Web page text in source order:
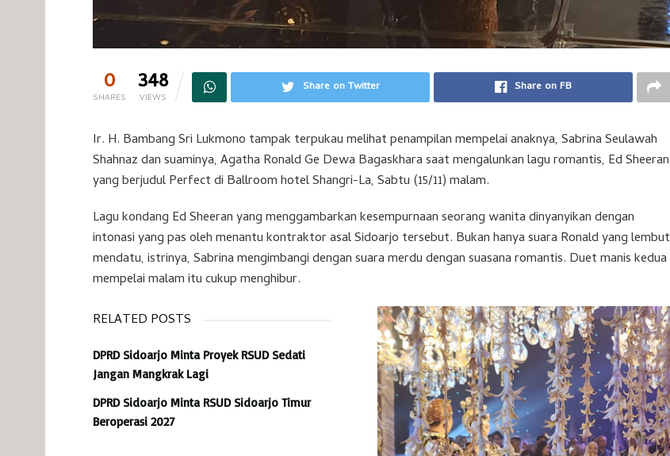
0
SHARES 348
VIEWS
Share on Twitter Share on FB
Ir. H. Bambang Sri Lukmono tampak terpukau melihat penampilan mempelai anaknya, Sabrina Seulawah
Shahnaz dan suaminya, Agatha Ronald Ge Dewa Bagaskhara saat mengalunkan lagu romantis, Ed Sheeran
yang berjudul Perfect di Ballroom hotel Shangri-La, Sabtu (15/11) malam.
Lagu kondang Ed Sheeran yang menggambarkan kesempurnaan seorang wanita dinyanyikan dengan
intonasi yang pas oleh menantu kontraktor asal Sidoarjo tersebut. Bukan hanya suara Ronald yang lembut
mendatu, istrinya, Sabrina mengimbangi dengan suara merdu dengan suasana romantis. Duet manis kedua
mempelai malam itu cukup menghibur.
RELATED POSTS
DPRD Sidoarjo Minta Proyek RSUD Sedati
Jangan Mangkrak Lagi
DPRD Sidoarjo Minta RSUD Sidoarjo Timur
Beroperasi 2027